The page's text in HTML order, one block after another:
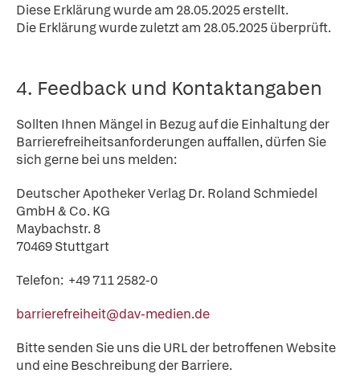
Diese Erklärung wurde am 28.05.2025 erstellt.
Die Erklärung wurde zuletzt am 28.05.2025 überprüft.
4. Feedback und Kontaktangaben
Sollten Ihnen Mängel in Bezug auf die Einhaltung der
Barrierefreiheitsanforderungen auffallen, dürfen Sie
sich gerne bei uns melden:
Deutscher Apotheker Verlag Dr. Roland Schmiedel
GmbH & Co. KG
Maybachstr. 8
70469 Stuttgart
Telefon: +49 711 2582-0
barrierefreiheit@dav-medien.de
Bitte senden Sie uns die URL der betroffenen Website
und eine Beschreibung der Barriere.